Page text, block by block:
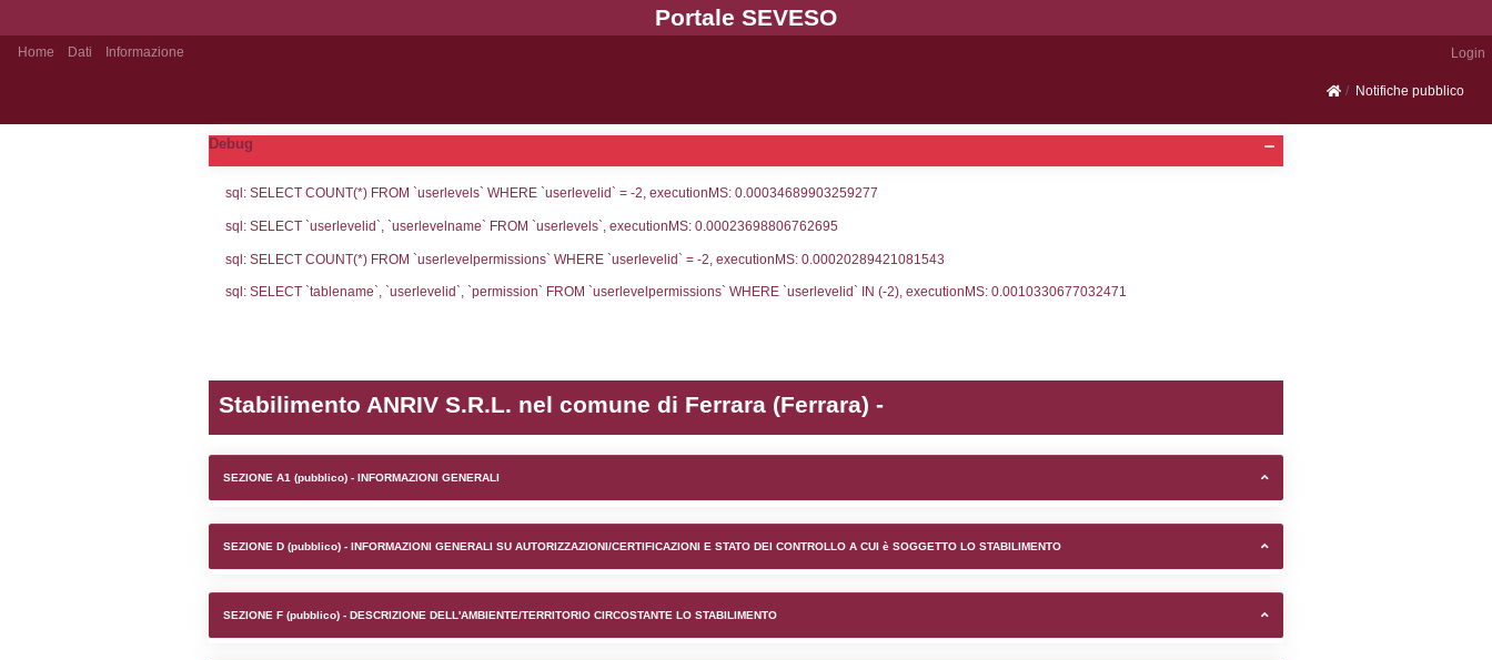
Portale SEVESO
Notifiche pubblico
Debug
sql: SELECT COUNT(*) FROM `userlevels` WHERE `userlevelid` = -2, executionMS: 0.00034689903259277
sql: SELECT COUNT(*) FROM `userlevelpermissions` WHERE `userlevelid` = -2, executionMS: 0.00020289421081543
Stabilimento ANRIV S.R.L. nel comune di Ferrara (Ferrara) -